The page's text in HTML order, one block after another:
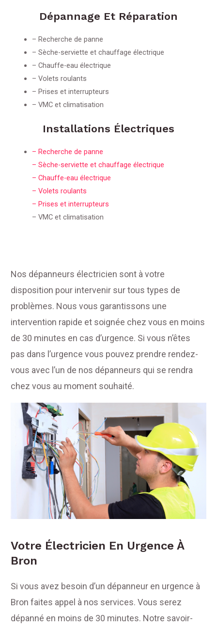
Dépannage Et Réparation
– Recherche de panne
– Sèche-serviette et chauffage électrique
– Chauffe-eau électrique
– Volets roulants
– Prises et interrupteurs
– VMC et climatisation
Installations Électriques
– Recherche de panne
– Sèche-serviette et chauffage électrique
– Chauffe-eau électrique
– Volets roulants
– Prises et interrupteurs
– VMC et climatisation
Nos dépanneurs électricien sont à votre
disposition pour intervenir sur tous types de
problèmes. Nous vous garantissons une
intervention rapide et soignée chez vous en moins
de 30 minutes en cas d’urgence. Si vous n’êtes
pas dans l’urgence vous pouvez prendre rendez-
vous avec l’un de nos dépanneurs qui se rendra
chez vous au moment souhaité.
Votre Électricien En Urgence À
Bron
Si vous avez besoin d’un dépanneur en urgence à
Bron faites appel à nos services. Vous serez
dépanné en moins de 30 minutes. Notre savoir-